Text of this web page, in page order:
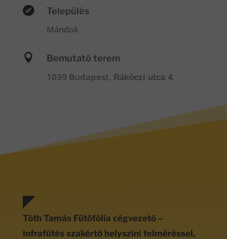
 Település
Mándok
 Bemutató terem
1039 Budapest, Rákóczi utca 4.
Tóth Tamás Fűtőfólia cégvezető –
infrafűtés szakértő helyszíni felméréssel,